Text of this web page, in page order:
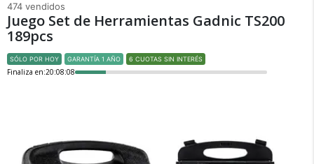
474 vendidos
Juego Set de Herramientas Gadnic TS200
189pcs
SÓLO POR HOY GARANTÍA 1 AÑO 6 CUOTAS SIN INTERÉS
Finaliza en:20:08:08